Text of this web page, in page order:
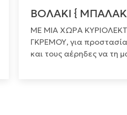
ΒΟΛΑΚΙ {
ΜΕ ΜΙΑ ΧΩΡΑ
ΓΚΡΕΜΟΥ, για
και τους αέρηδες να τη